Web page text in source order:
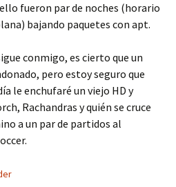
fueron par de noches (horario
bajando paquetes con apt.
conmigo, es cierto que un
pero estoy seguro que
le enchufaré un viejo HD y
Rachandras y quién se cruce
a un par de partidos al